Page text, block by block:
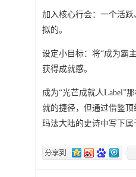
加入核心行会：一个活
拟的。
设定小目标：将“成为霸
获得成就感。
成为“光芒成就人Label”
就的捷径，但通过借鉴
玛法大陆的史诗中写下属